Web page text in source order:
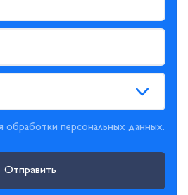
обработки персональных данных.
Отправить